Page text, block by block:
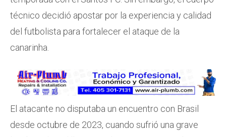
técnico decidió apostar por la experiencia y calidad
del futbolista para fortalecer el ataque de la
canarinha.
El atacante no disputaba un encuentro con Brasil
desde octubre de 2023, cuando sufrió una grave